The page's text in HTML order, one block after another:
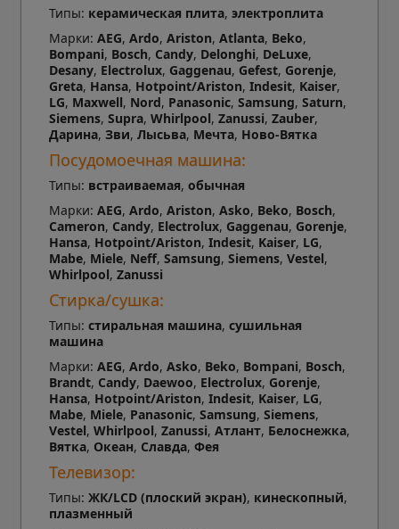
Типы: керамическая плита, электроплита
Марки: AEG, Ardo, Ariston, Atlanta, Beko,
Bompani, Bosch, Candy, Delonghi, DeLuxe,
Desany, Electrolux, Gaggenau, Gefest, Gorenje,
Greta, Hansa, Hotpoint/Ariston, Indesit, Kaiser,
LG, Maxwell, Nord, Panasonic, Samsung, Saturn,
Siemens, Supra, Whirlpool, Zanussi, Zauber,
Дарина, Зви, Лысьва, Мечта, Ново-Вятка
Посудомоечная машина:
Типы: встраиваемая, обычная
Марки: AEG, Ardo, Ariston, Asko, Beko, Bosch,
Cameron, Candy, Electrolux, Gaggenau, Gorenje,
Hansa, Hotpoint/Ariston, Indesit, Kaiser, LG,
Mabe, Miele, Neff, Samsung, Siemens, Vestel,
Whirlpool, Zanussi
Стирка/сушка:
Типы: стиральная машина, сушильная
машина
Марки: AEG, Ardo, Asko, Beko, Bompani, Bosch,
Brandt, Candy, Daewoo, Electrolux, Gorenje,
Hansa, Hotpoint/Ariston, Indesit, Kaiser, LG,
Mabe, Miele, Panasonic, Samsung, Siemens,
Vestel, Whirlpool, Zanussi, Атлант, Белоснежка,
Вятка, Океан, Славда, Фея
Телевизор:
Типы: ЖК/LCD (плоский экран), кинескопный,
плазменный